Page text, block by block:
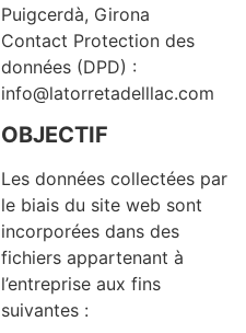
Puigcerdà, Girona
Contact Protection des
données (DPD) :
info@latorretadelllac.com
OBJECTIF
Les données collectées par
le biais du site web sont
incorporées dans des
fichiers appartenant à
l’entreprise aux fins
suivantes :